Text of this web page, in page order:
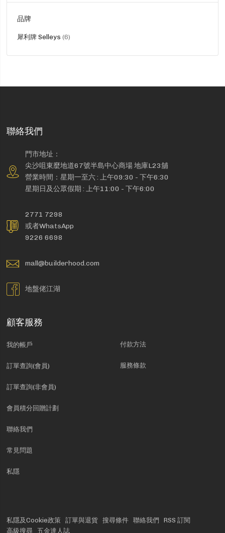
品牌
犀利牌 Selleys 6貨
聯絡我們
門市地址：
尖沙咀東麼地道67號半島中心商場 地庫L23舖
營業時間：星期一至六 : 上午09:30 - 下午6:30
星期日及公眾假期 : 上午11:00 - 下午6:00
2771 7298
或者WhatsApp
9226 6698
mall@builderhood.com
地盤佬江湖
顧客服務
我的帳戶
訂單查詢(會員)
訂單查詢(非會員)
會員積分回贈計劃
聯絡我們
常見問題
私隱
付款方法
服務條款
私隱及Cookie政策 訂單與退貨 搜尋條件 聯絡我們
RSS 訂閱
高級搜尋
五金達人誌